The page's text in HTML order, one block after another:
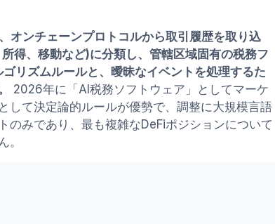
オンチェーンプロトコルから取引履歴を取り込
得、移動など)に分類し、管轄区域固有の税務フ
リズムルールと、曖昧なイベントを処理するた
2026年に「AI税務ソフトウェア」としてマーケ
して決定論的ルールが優勢で、調整に大規模言語
のみであり、最も複雑なDeFiポジションについて
。